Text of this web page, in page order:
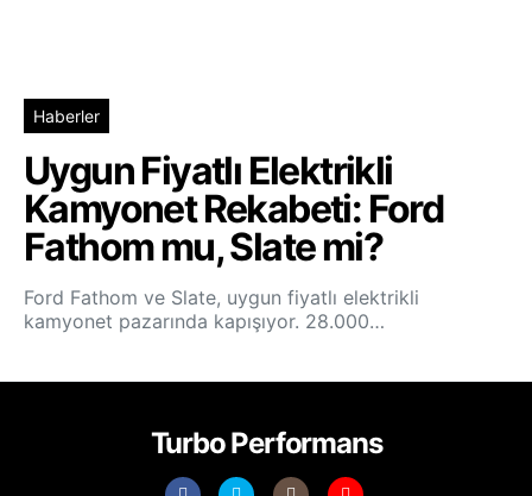
Haberler
Uygun Fiyatlı Elektrikli
Kamyonet Rekabeti: Ford
Fathom mu, Slate mi?
Ford Fathom ve Slate, uygun fiyatlı elektrikli
kamyonet pazarında kapışıyor. 28.000…
Turbo Performans